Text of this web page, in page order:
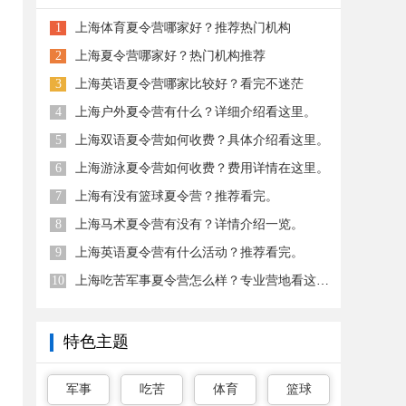
1 上海体育夏令营哪家好？推荐热门机构
2 上海夏令营哪家好？热门机构推荐
3 上海英语夏令营哪家比较好？看完不迷茫
4 上海户外夏令营有什么？详细介绍看这里。
5 上海双语夏令营如何收费？具体介绍看这里。
6 上海游泳夏令营如何收费？费用详情在这里。
7 上海有没有篮球夏令营？推荐看完。
8 上海马术夏令营有没有？详情介绍一览。
9 上海英语夏令营有什么活动？推荐看完。
10 上海吃苦军事夏令营怎么样？专业营地看这里。
特色主题
军事 吃苦 体育 篮球